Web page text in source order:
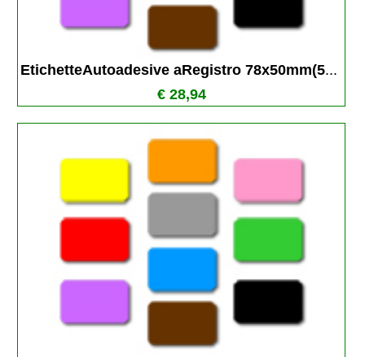
EtichetteAutoadesive aRegistro 78x50mm(5...
€ 28,94